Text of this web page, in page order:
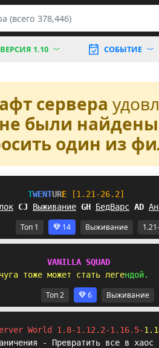
ВЕРСИЯ 1.10 СОБЫТИЕ
сервера
не были найдены
один из
TWENTURE
[1.21-26.2]
BI Выживание RO БедВарс EN
Топ 1 14 Выживание
VANIL L A SQUAD
чуга тоже может стать легендой.
Топ 2 6 Выживание
World 1.8-1.12.2-1.16.5-
- Превратить все в хаос